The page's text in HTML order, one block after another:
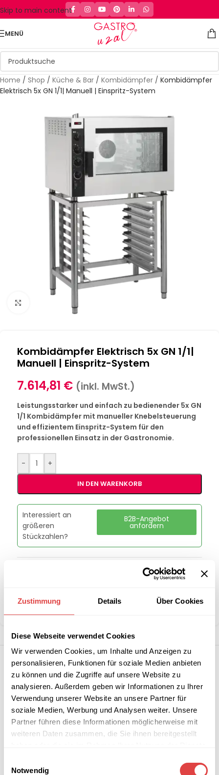
Zustimmung Details Über Cookies
Diese Webseite verwendet Cookies
Wir verwenden Cookies, um Inhalte und Anzeigen zu
personalisieren, Funktionen für soziale Medien anbieten
zu können und die Zugriffe auf unsere Website zu
analysieren. Außerdem geben wir Informationen zu Ihrer
Verwendung unserer Website an unsere Partner für
soziale Medien, Werbung und Analysen weiter. Unsere
Partner führen diese Informationen möglicherweise mit
weiteren Daten zusammen, die Sie ihnen bereitgestellt
Notwendig
Skip to main content
MENÜ
Home / Shop / Küche & Bar / Kombidämpfer / Kombidämpfer
Elektrisch 5x GN 1/1| Manuell | Einspritz-System
Kombidämpfer Elektrisch 5x GN 1/1|
Manuell | Einspritz-System
7.614,81 € (inkl. MwSt.)
Leistungsstarker und einfach zu bedienender 5x GN
1/1 Kombidämpfer mit manueller Knebelsteuerung
und effizientem Einspritz-System für den
professionellen Einsatz in der Gastronomie.
- +
IN DEN WARENKORB
Interessiert an
größeren
Stückzahlen?
B2B-Angebot
anfordern